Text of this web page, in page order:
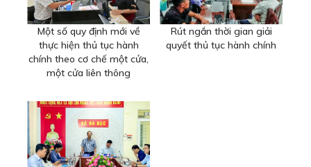
Một số quy định mới về
thực hiện thủ tục hành
chính theo cơ chế một cửa,
một cửa liên thông
Rút ngắn thời gian giải
quyết thủ tục hành chính